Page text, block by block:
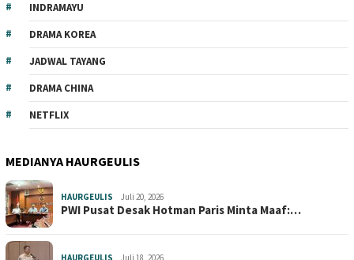
INDRAMAYU
DRAMA KOREA
JADWAL TAYANG
DRAMA CHINA
NETFLIX
MEDIANYA HAURGEULIS
HAURGEULIS Juli 20, 2026
PWI Pusat Desak Hotman Paris Minta Maaf:…